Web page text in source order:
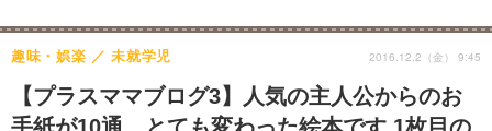
【プラスママブログ3】人気の主人公からのお
趣味・娯楽 未就学児 2016.12.2（金） 9:45